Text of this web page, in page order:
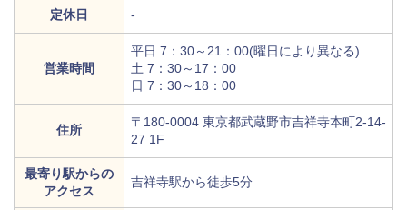
定休日 ‐
営業時間
平日 7：30～21：00(曜日により異なる)
土 7：30～17：00
日 7：30～18：00
住所
〒180-0004 東京都武蔵野市吉祥寺本町2-14-
27 1F
最寄り駅からの
アクセス
吉祥寺駅から徒歩5分